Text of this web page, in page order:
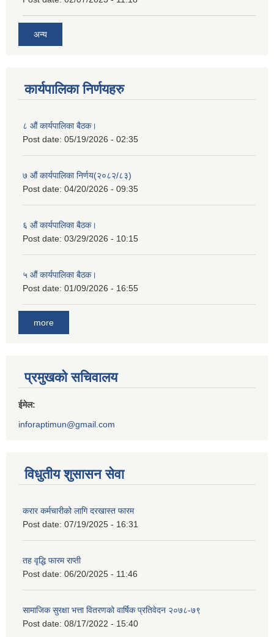
अन्य
कार्यपालिका निर्णयहरु
८ औं कार्यपालिका बैठक।
Post date: 05/19/2026 - 02:35
७ औं कार्यपालिका निर्णय(२०८२/८३)
Post date: 04/20/2026 - 09:35
६ औं कार्यपालिका बैठक।
Post date: 03/29/2026 - 10:15
५ औं कार्यपालिका बैठक।
Post date: 01/09/2026 - 16:55
more
प्रमुखको सचिवालय
ईमेल:
inforaptimun@gmail.com
विधुतीय शुसासन सेवा
करार कर्मचारीको लागि दरखास्त फारम
Post date: 07/19/2025 - 16:31
तह वृद्धि फारम राप्ती
Post date: 06/20/2025 - 11:46
सामाजिक सुरक्षा भत्ता वितरणको वार्षिक प्रतिवेदन २०७८-७९
Post date: 08/17/2022 - 15:40